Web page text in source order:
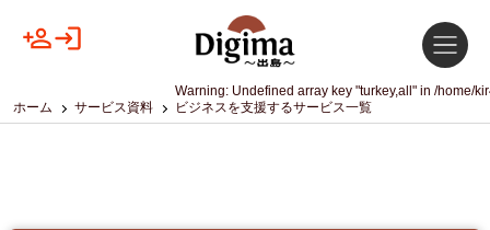
ホーム サービス資料
Warning: Undefined array key "turkey,all" in /home/
ビジネスを支援するサービス一覧